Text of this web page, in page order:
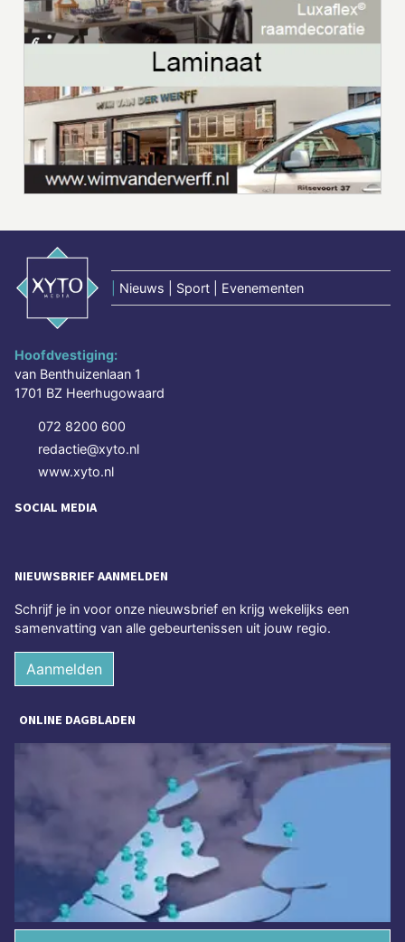
Nieuws | Sport | Evenementen
Hoofdvestiging:
van Benthuizenlaan 1
1701 BZ Heerhugowaard
072 8200 600
redactie@xyto.nl
www.xyto.nl
SOCIAL MEDIA
NIEUWSBRIEF AANMELDEN
Schrijf je in voor onze nieuwsbrief en krijg wekelijks een
samenvatting van alle gebeurtenissen uit jouw regio.
Aanmelden
ONLINE DAGBLADEN